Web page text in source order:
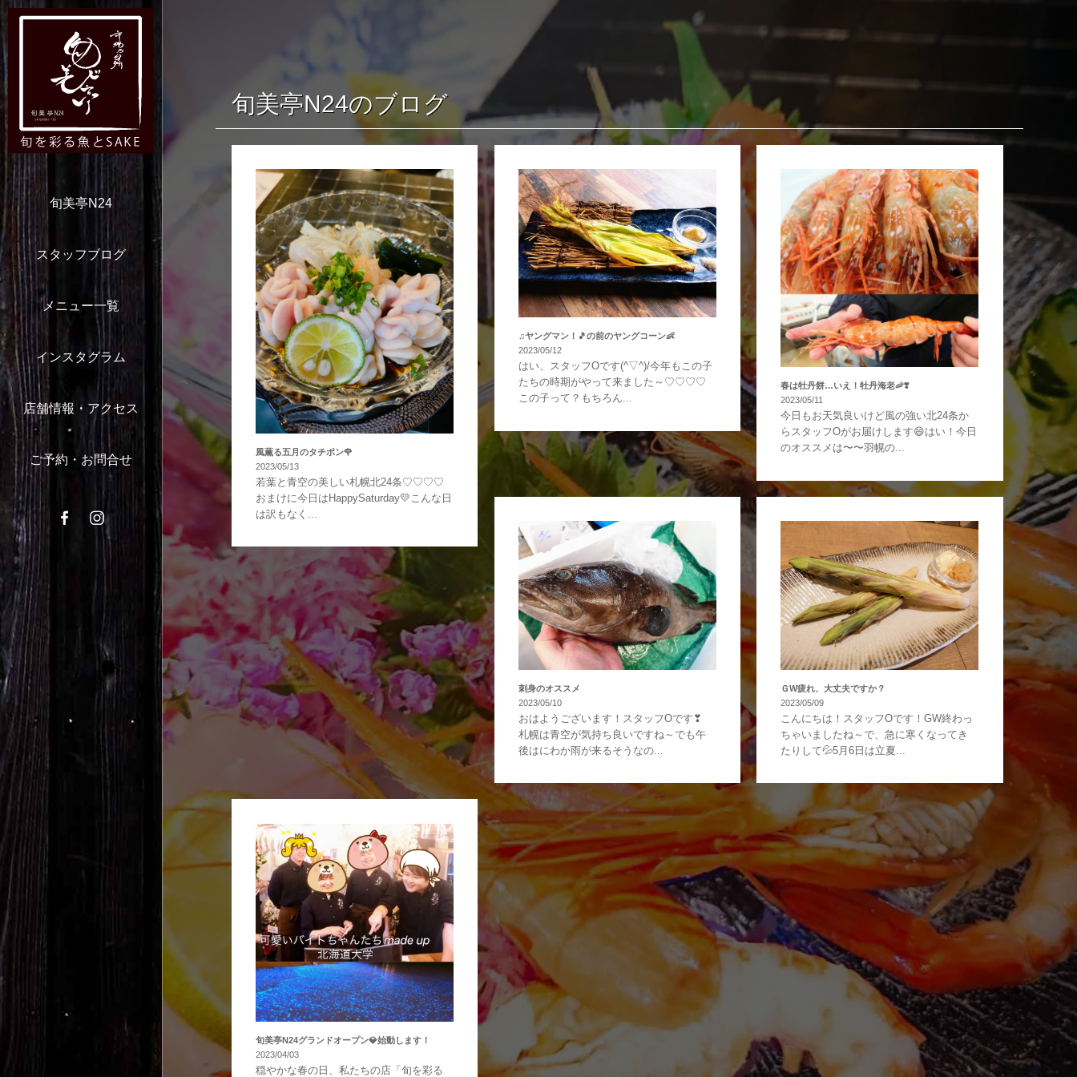
旬美亭N24
スタッフブログ
メニュー一覧
インスタグラム
店舗情報・アクセス
ご予約・お問合せ
旬美亭N24のブログ
風薫る五月のタチポン🌹
2023/05/13
若葉と青空の美しい札幌北24条♡♡♡♡
おまけに今日はHappySaturday💛こんな日
は訳もなく...
♫ヤングマン！🎵の前のヤングコーン👶
2023/05/12
はい、スタッフOです(^▽^)/今年もこの子
たちの時期がやって来ました～♡♡♡♡
この子って？もちろん...
春は牡丹餅…いえ！牡丹海老🦐❣️
2023/05/11
今日もお天気良いけど風の強い北24条か
らスタッフOがお届けします😄はい！今日
のオススメは〜〜羽幌の...
刺身のオススメ
2023/05/10
おはようございます！スタッフOです❣
札幌は青空が気持ち良いですね～でも午
後はにわか雨が来るそうなの...
ＧW疲れ、大丈夫ですか？
2023/05/09
こんにちは！スタッフOです！GW終わっ
ちゃいましたね～で、急に寒くなってき
たりして💦5月6日は立夏...
旬美亭N24グランドオープン💎始動します！
2023/04/03
穏やかな春の日、私たちの店「旬を彩る